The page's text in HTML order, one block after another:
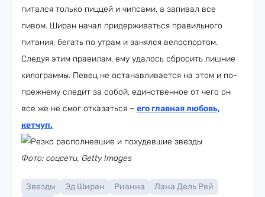
питался только пиццей и чипсами, а запивал все
пивом. Ширан начал придерживаться правильного
питания, бегать по утрам и занялся велоспортом.
Следуя этим правилам, ему удалось сбросить лишние
килограммы. Певец не останавливается на этом и по-
прежнему следит за собой, единственное от чего он
все же не смог отказаться – его главная любовь,
кетчуп.
Фото: соцсети, Getty Images
Звезды Эд Ширан Рианна
Лана Дель Рей